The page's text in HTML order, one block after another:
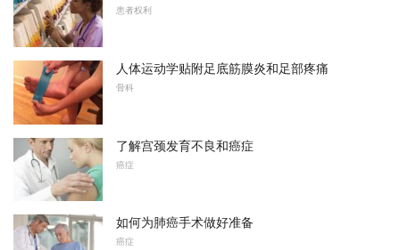
患者权利
人体运动学贴附足底筋膜炎和足部疼痛
骨科
了解宫颈发育不良和癌症
癌症
如何为肺癌手术做好准备
癌症